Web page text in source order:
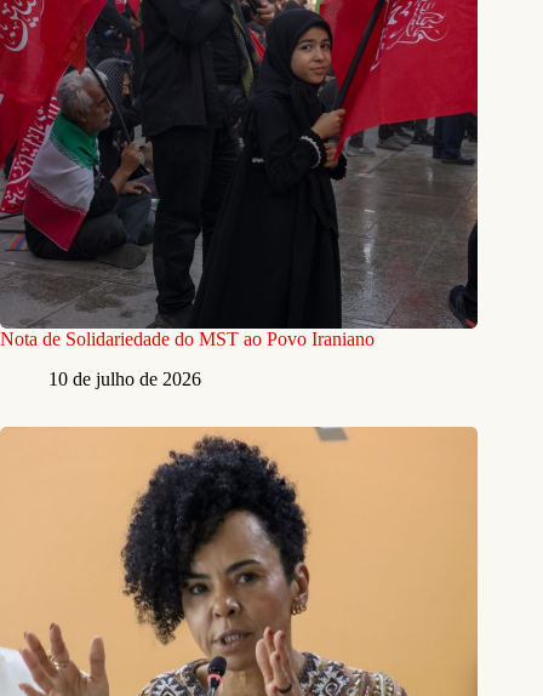
Nota de Solidariedade do MST ao Povo Iraniano
10 de julho de 2026